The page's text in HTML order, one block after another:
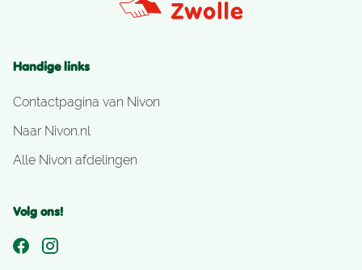
Handige links
Contactpagina van Nivon
Naar Nivon.nl
Alle Nivon afdelingen
Volg ons!